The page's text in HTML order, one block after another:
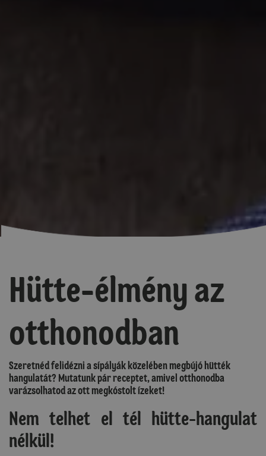
Hütte-élmény az
otthonodban
Szeretnéd felidézni a sípályák közelében megbújó hütték
hangulatát? Mutatunk pár receptet, amivel otthonodba
varázsolhatod az ott megkóstolt ízeket!
Nem telhet el tél hütte-hangulat
nélkül!